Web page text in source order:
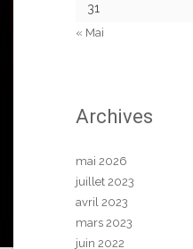
31
« Mai
Archives
mai 2026
juillet 2023
avril 2023
mars 2023
juin 2022